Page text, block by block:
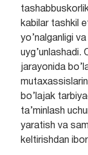
kabilar tashkil
yo’nalganligi
uyg’unlashadi.
jarayonida
bo’lajak
ta’minlash
yaratish va
keltirishdan